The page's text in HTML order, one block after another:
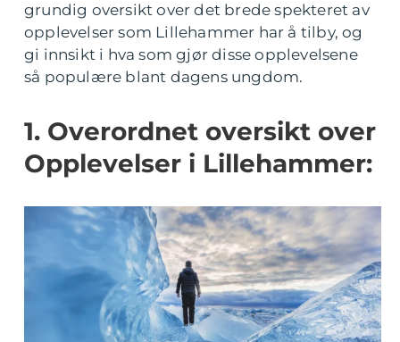
grundig oversikt over det brede spekteret av
opplevelser som Lillehammer har å tilby, og
gi innsikt i hva som gjør disse opplevelsene
så populære blant dagens ungdom.
1. Overordnet oversikt over
Opplevelser i Lillehammer: